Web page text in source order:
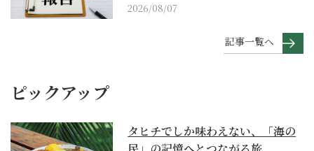
2026/08/07
記事一覧へ
ピックアップ
タヒチでしか味わえない、「海の